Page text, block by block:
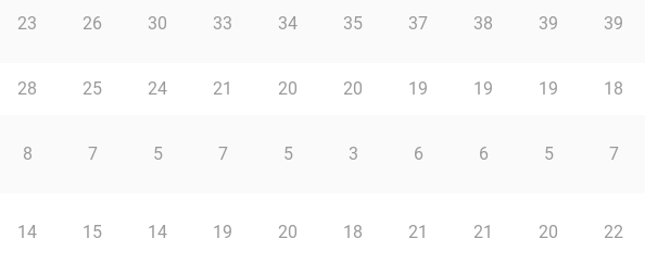
23 26 30 33 34 35 37 38 39 39
28 25 24 21 20 20 19 19 19 18
8 7 5 7 5 3 6 6 5 7
14 15 14 19 20 18 21 21 20 22